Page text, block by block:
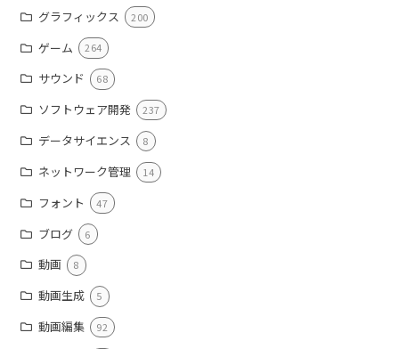
グラフィックス 200
ゲーム 264
サウンド 68
ソフトウェア開発 237
データサイエンス 8
ネットワーク管理 14
フォント 47
ブログ 6
動画 8
動画生成 5
動画編集 92